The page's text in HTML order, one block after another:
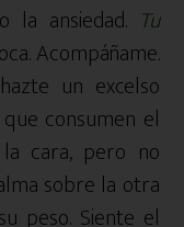
la ansiedad. Tu
Acompáñame.
un excelso
consumen el
cara, pero no
sobre la otra
peso. Siente el